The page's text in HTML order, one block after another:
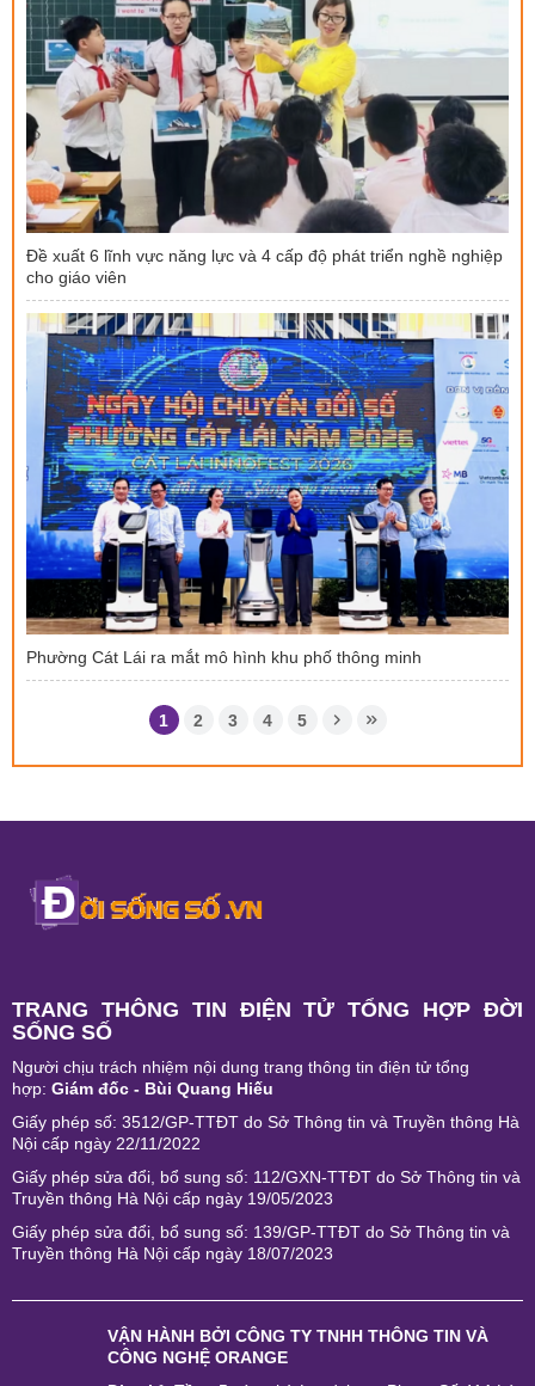
Đề xuất 6 lĩnh vực năng lực và 4 cấp độ phát triển nghề nghiệp
cho giáo viên
Phường Cát Lái ra mắt mô hình khu phố thông minh
1 2 3 4 5
TRANG THÔNG TIN ĐIỆN TỬ TỔNG HỢP ĐỜI
SỐNG SỐ
Người chịu trách nhiệm nội dung trang thông tin điện tử tổng
hợp: Giám đốc - Bùi Quang Hiếu
Giấy phép số: 3512/GP-TTĐT do Sở Thông tin và Truyền thông Hà
Nội cấp ngày 22/11/2022
Giấy phép sửa đổi, bổ sung số: 112/GXN-TTĐT do Sở Thông tin và
Truyền thông Hà Nội cấp ngày 19/05/2023
Giấy phép sửa đổi, bổ sung số: 139/GP-TTĐT do Sở Thông tin và
Truyền thông Hà Nội cấp ngày 18/07/2023
VẬN HÀNH BỞI CÔNG TY TNHH THÔNG TIN VÀ
CÔNG NGHỆ ORANGE